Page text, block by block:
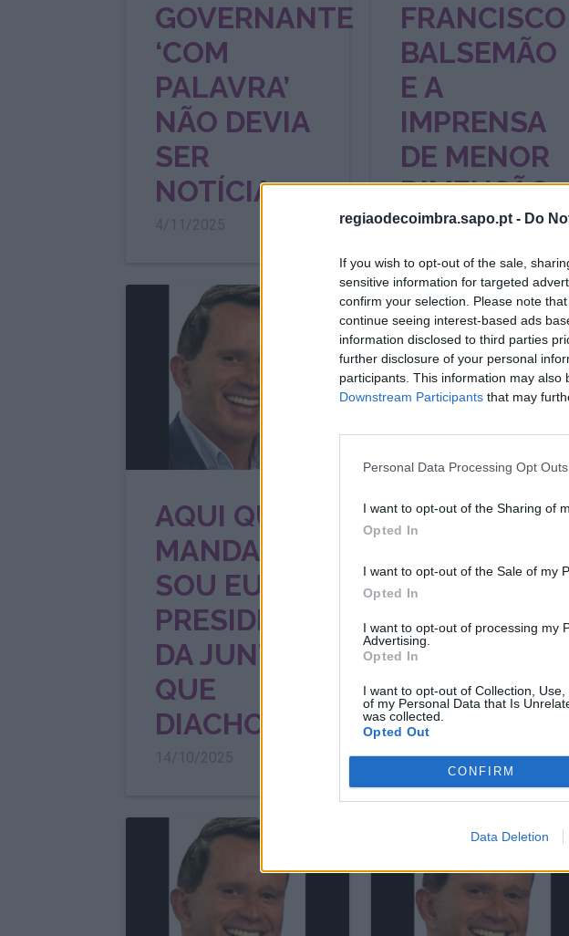
regiaodecoimbra.sapo.pt - Do
If you wish to opt-out of the sale,
sensitive information for targeted
confirm your selection. Please note
continue seeing interest-based ads
information disclosed to third parties
further disclosure of your personal
participants. This information may
Downstream Participants that may
Personal Data Processing Opt Outs
I want to opt-out of the Sharing of
Opted In
I want to opt-out of the Sale of my
Opted In
I want to opt-out of processing my
Advertising.
Opted In
I want to opt-out of Collection,
of my Personal Data that Is
was collected.
Opted Out
CONFIRM
Data Deletion
GOVERNANTE
‘COM
PALAVRA’
NÃO DEVIA
SER
NOTÍCIA
FRANCISCO
BALSEMÃO
E A
IMPRENSA
DE MENOR
DIMENSÃO
28/10/2025
AQUI QUEM
MANDA
SOU EU, O
PRESIDENTE
DA JUNTA,
QUE
DIACHO!
VAMOS
CADA
ROSTO
7/10/2025